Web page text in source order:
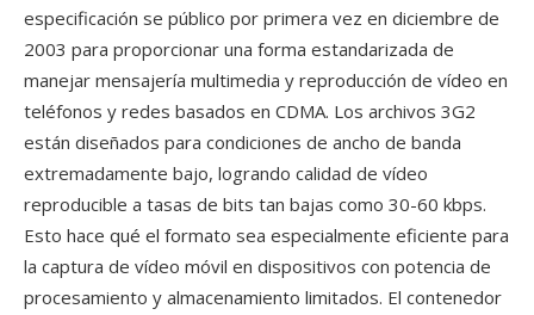
especificación se público por primera vez en diciembre de
2003 para proporcionar una forma estandarizada de
manejar mensajería multimedia y reproducción de vídeo en
teléfonos y redes basados en CDMA. Los archivos 3G2
están diseñados para condiciones de ancho de banda
extremadamente bajo, logrando calidad de vídeo
reproducible a tasas de bits tan bajas como 30-60 kbps.
Esto hace qué el formato sea especialmente eficiente para
la captura de vídeo móvil en dispositivos con potencia de
procesamiento y almacenamiento limitados. El contenedor